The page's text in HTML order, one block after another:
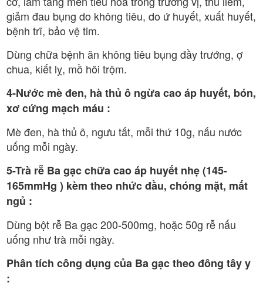
giảm đau bụng do không tiêu, do ứ huyết, xuất huyết,
bệnh trĩ, bảo vệ tim.
Dùng chữa bệnh ăn không tiêu bụng đầy trướng, ợ
chua, kiết lỵ, mồ hôi trộm.
4-Nước mè đen, hà thủ ô ngừa cao áp huyết, bón,
xơ cứng mạch máu :
Mè đen, hà thủ ô, ngưu tất, mỗi thứ 10g, nấu nước
uống mỗi ngày.
5-Trà rễ Ba gạc chữa cao áp huyết nhẹ (145-
165mmHg ) kèm theo nhức đầu, chóng mặt, mất
ngủ :
Dùng bột rễ Ba gạc 200-500mg, hoặc 50g rễ nấu
uống như trà mỗi ngày.
Phân tích công dụng của Ba gạc theo đông tây y
: